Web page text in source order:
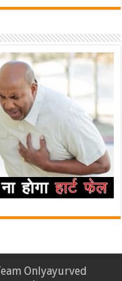
Onlyayurved